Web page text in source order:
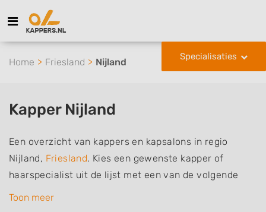
Specialisaties
Home Friesland Nijland
Kapper Nijland
Een overzicht van kappers en kapsalons in regio
Nijland, Friesland. Kies een gewenste kapper of
haarspecialist uit de lijst met een van de volgende
specialisaties of aantekeningen: mannen of
Toon meer